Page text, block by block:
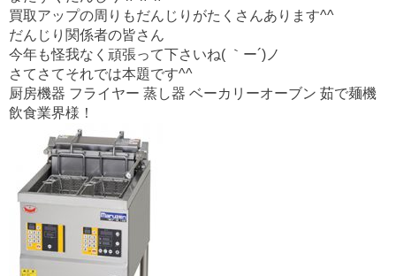
k
買取アップの周りもだんじりがたくさんあります^^
だんじり関係者の皆さん
今年も怪我なく頑張って下さいね( ｀ー´)ノ
さてさてそれでは本題です^^
厨房機器 フライヤー 蒸し器 ベーカリーオーブン 茹で麺機
飲食業界様！